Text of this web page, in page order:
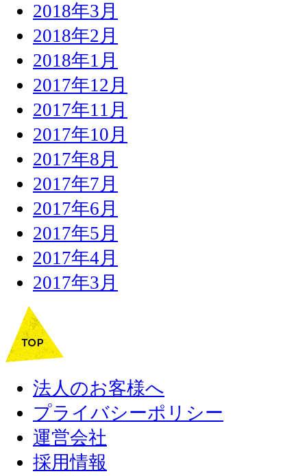
2018年3月
2018年2月
2018年1月
2017年12月
2017年11月
2017年10月
2017年8月
2017年7月
2017年6月
2017年5月
2017年4月
2017年3月
法人のお客様へ
プライバシーポリシー
運営会社
採用情報